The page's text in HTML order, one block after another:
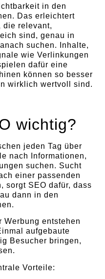
in den
Das erleichtert
die relevant,
sind, genau in
suchen. Inhalte,
wie Verlinkungen
dafür eine
können so besser
wirklich wertvoll sind.
wichtig?
jeden Tag über
nach Informationen,
suchen. Sucht
einer passenden
sorgt SEO dafür, dass
dann in den
Werbung entstehen
aufgebaute
Besucher bringen,
Vorteile: